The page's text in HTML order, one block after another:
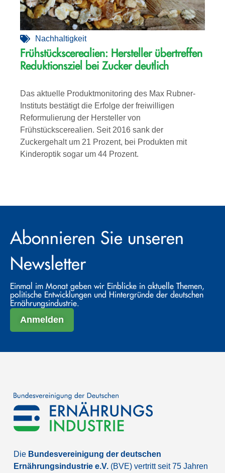
Nachhaltigkeit
Frühstückscerealien: Hersteller übertreffen
Reduktionsziel bei Zucker deutlich
Das aktuelle Produktmonitoring des Max Rubner-
Instituts bestätigt die Erfolge der freiwilligen
Reformulierung der Hersteller von
Frühstückscerealien. Seit 2016 sank der
Zuckergehalt um 21 Prozent, bei Produkten mit
Kinderoptik sogar um 44 Prozent.
Abonnieren Sie unseren
Newsletter
Einmal im Monat geben wir Einblicke in aktuelle Themen,
politische Entwicklungen und Hintergründe der deutschen
Ernährungsindustrie.
Anmelden
Die Bundesvereinigung der deutschen
Ernährungsindustrie e.V. (BVE) vertritt seit 75 Jahren